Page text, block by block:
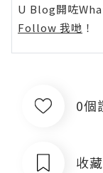
U Blog開咗
Follow 我哋 ！
0個
收藏